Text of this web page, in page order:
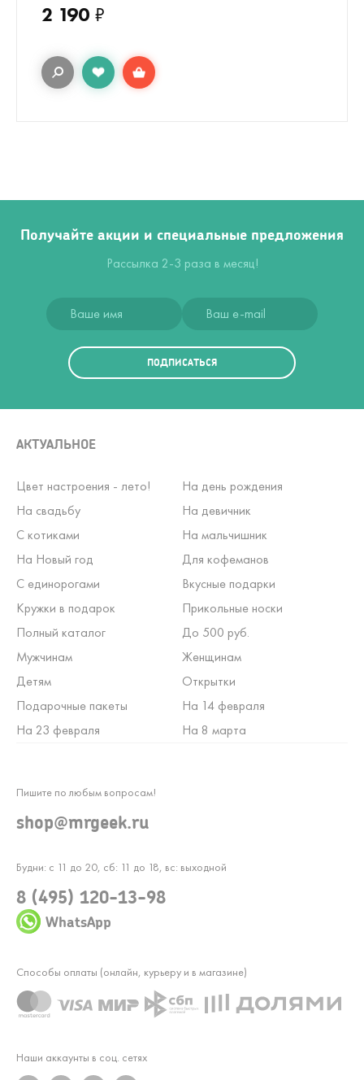
2 190 ₽
Получайте акции и специальные предложения
Рассылка 2-3 раза в месяц!
ПОДПИСАТЬСЯ
АКТУАЛЬНОЕ
Цвет настроения - лето!
На день рождения
На свадьбу
На девичник
С котиками
На мальчишник
На Новый год
Для кофеманов
С единорогами
Вкусные подарки
Кружки в подарок
Прикольные носки
Полный каталог
До 500 руб.
Мужчинам
Женщинам
Детям
Открытки
Подарочные пакеты
На 14 февраля
На 23 февраля
На 8 марта
Будни: с 11 до 20, сб: 11 до 18, вс: выходной
8 (495) 120-13-98
WhatsApp
Пишите по любым вопросам!
shop@mrgeek.ru
Наши аккаунты в соц. сетях
Способы оплаты (онлайн, курьеру и в магазине)